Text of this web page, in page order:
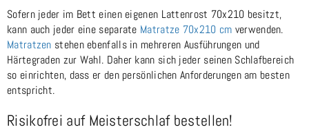
Sofern jeder im Bett einen eigenen Lattenrost 70x210 besitzt,
kann auch jeder eine separate Matratze 70x210 cm verwenden.
Matratzen stehen ebenfalls in mehreren Ausführungen und
Härtegraden zur Wahl. Daher kann sich jeder seinen Schlafbereich
so einrichten, dass er den persönlichen Anforderungen am besten
entspricht.
Risikofrei auf Meisterschlaf bestellen!